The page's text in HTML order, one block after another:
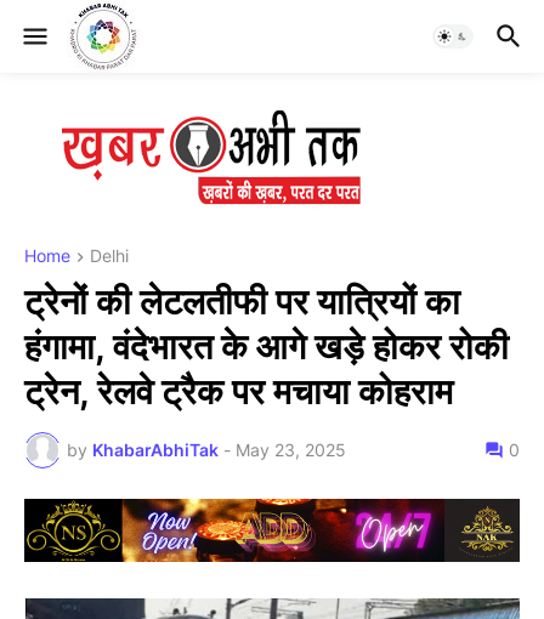
Home Delhi
ट्रेनों की लेटलतीफी पर यात्रियों का
हंगामा, वंदेभारत के आगे खड़े होकर रोकी
ट्रेन, रेलवे ट्रैक पर मचाया कोहराम
by KhabarAbhiTak - May 23, 2025 0